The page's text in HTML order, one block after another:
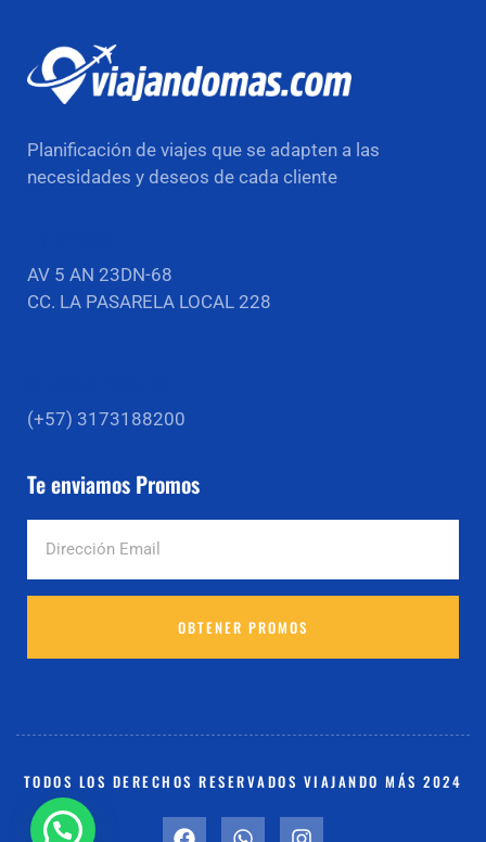
Planificación de viajes que se adapten a las
necesidades y deseos de cada cliente
AV 5 AN 23DN-68
CC. LA PASARELA LOCAL 228
(+57) 3173188200
Te enviamos Promos
OBTENER PROMOS
TODOS LOS DERECHOS RESERVADOS VIAJANDO MÁS 2024